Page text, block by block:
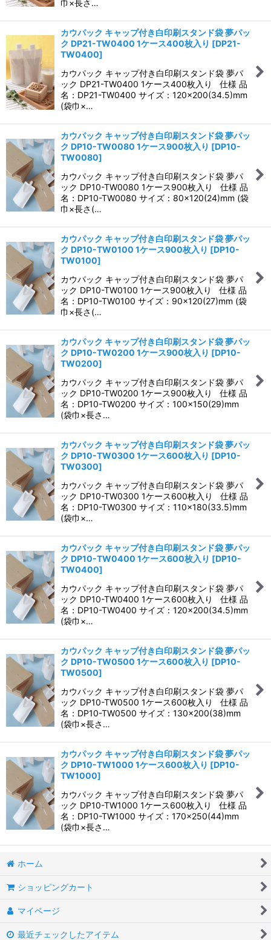
巾×長さ…
カウパック キャップ付き白印刷スタンド袋 夢パッ
ク DP21-TW0400 1ケース400枚入り [DP21-
TW0400]
カウパック キャップ付き白印刷スタンド袋 夢パ
ック DP21-TW0400 1ケース400枚入り 仕様 品
名：DP21-TW0400 サイズ：120×200(34.5)mm
(袋巾×…
カウパック キャップ付き白印刷スタンド袋 夢パッ
ク DP10-TW0080 1ケース900枚入り [DP10-
TW0080]
カウパック キャップ付き白印刷スタンド袋 夢パ
ック DP10-TW0080 1ケース900枚入り 仕様 品
名：DP10-TW0080 サイズ：80×120(24)mm (袋
巾×長さ(…
カウパック キャップ付き白印刷スタンド袋 夢パッ
ク DP10-TW0100 1ケース900枚入り [DP10-
TW0100]
カウパック キャップ付き白印刷スタンド袋 夢パ
ック DP10-TW0100 1ケース900枚入り 仕様 品
名：DP10-TW0100 サイズ：90×120(27)mm (袋
巾×長さ(…
カウパック キャップ付き白印刷スタンド袋 夢パッ
ク DP10-TW0200 1ケース900枚入り [DP10-
TW0200]
カウパック キャップ付き白印刷スタンド袋 夢パ
ック DP10-TW0200 1ケース900枚入り 仕様 品
名：DP10-TW0200 サイズ：100×150(29)mm
(袋巾×長さ…
カウパック キャップ付き白印刷スタンド袋 夢パッ
ク DP10-TW0300 1ケース600枚入り [DP10-
TW0300]
カウパック キャップ付き白印刷スタンド袋 夢パ
ック DP10-TW0300 1ケース600枚入り 仕様 品
名：DP10-TW0300 サイズ：110×180(33.5)mm
(袋巾×…
カウパック キャップ付き白印刷スタンド袋 夢パッ
ク DP10-TW0400 1ケース600枚入り [DP10-
TW0400]
カウパック キャップ付き白印刷スタンド袋 夢パ
ック DP10-TW0400 1ケース600枚入り 仕様 品
名：DP10-TW0400 サイズ：120×200(34.5)mm
(袋巾×…
カウパック キャップ付き白印刷スタンド袋 夢パッ
ク DP10-TW0500 1ケース600枚入り [DP10-
TW0500]
カウパック キャップ付き白印刷スタンド袋 夢パ
ック DP10-TW0500 1ケース600枚入り 仕様 品
名：DP10-TW0500 サイズ：130×200(38)mm
(袋巾×長さ…
カウパック キャップ付き白印刷スタンド袋 夢パッ
ク DP10-TW1000 1ケース600枚入り [DP10-
TW1000]
カウパック キャップ付き白印刷スタンド袋 夢パ
ック DP10-TW1000 1ケース600枚入り 仕様 品
名：DP10-TW1000 サイズ：170×250(44)mm
(袋巾×長さ…
ホーム
ショッピングカート
マイページ
最近チェックしたアイテム